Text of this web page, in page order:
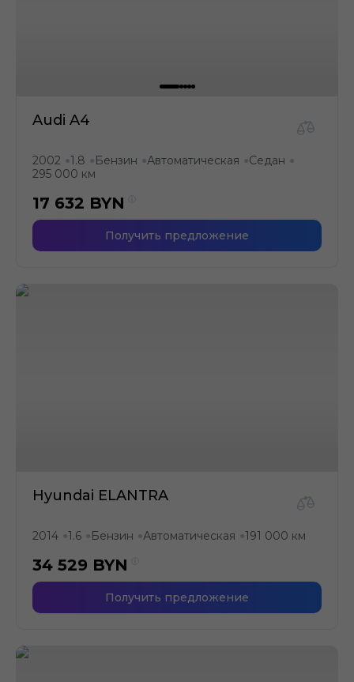
Audi A4
2002 ●1.8 ● Бензин ●Автоматическая ●Седан ●
295 000 км
17 632 BYN
Получить предложение
Hyundai ELANTRA
2014 ●1.6 ● Бензин ●Автоматическая ●191 000 км
34 529 BYN
Получить предложение